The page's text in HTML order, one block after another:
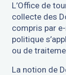
L’Office de
collecte des
compris par
politique
ou de
La notion de